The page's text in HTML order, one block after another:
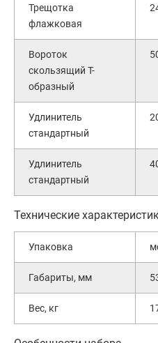
Трещотка
флажковая
Вороток
скользящий Т-
образный
Удлинитель
стандартный
Удлинитель
стандартный
Технические
Упаковка
Габариты, мм
Вес, кг